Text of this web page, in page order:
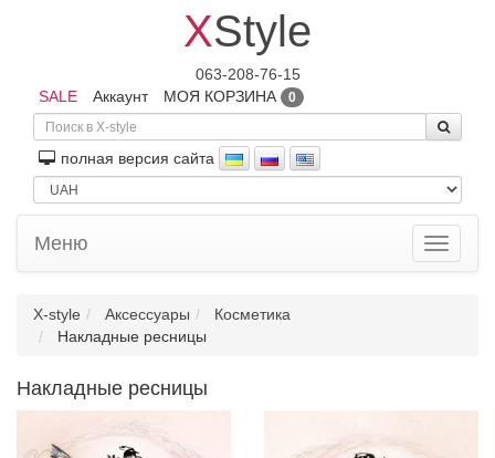
XStyle
063-208-76-15
SALE
Аккаунт МОЯ КОРЗИНА 0
полная версия сайта
Toggle
Меню
X-style Аксессуары
Косметика
Накладные ресницы
Накладные ресницы